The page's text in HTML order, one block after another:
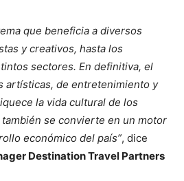
que beneficia a diversos
y creativos, hasta los
sectores. En definitiva, el
artísticas, de entretenimiento y
la vida cultural de los
se convierte en un motor
económico del país”, dice
Destination Travel Partners